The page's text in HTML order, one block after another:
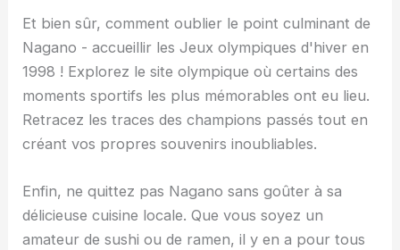
Et bien sûr, comment oublier le point culminant de
Nagano - accueillir les Jeux olympiques d'hiver en
1998 ! Explorez le site olympique où certains des
moments sportifs les plus mémorables ont eu lieu.
Retracez les traces des champions passés tout en
créant vos propres souvenirs inoubliables.
Enfin, ne quittez pas Nagano sans goûter à sa
délicieuse cuisine locale. Que vous soyez un
amateur de sushi ou de ramen, il y en a pour tous